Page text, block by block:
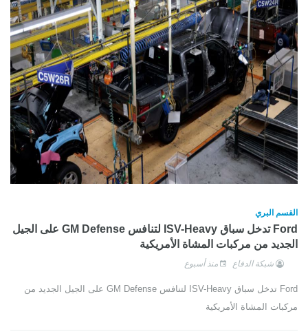
القسم البري
Ford تدخل سباق ISV-Heavy لتنافس GM Defense على الجيل
الجديد من مركبات المشاة الأمريكية
شبكة الدفاع منذ أسبوع
Ford تدخل سباق ISV-Heavy لتنافس GM Defense على الجيل الجديد من
مركبات المشاة الأمريكية